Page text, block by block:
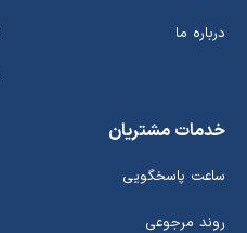
درباره ما
خدمات مشتریان
ساعت پاسخگویی
روند مرجوعی